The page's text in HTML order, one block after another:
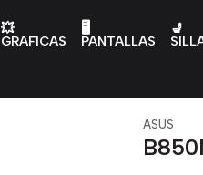
💥
GRAFICAS
🖥️
PANTALLAS
💺
ASUS